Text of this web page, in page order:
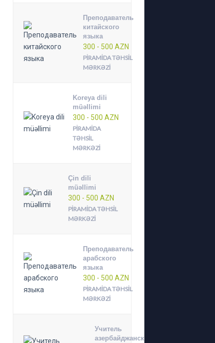
Преподаватель
китайского
языка
300 - 500 AZN
PIRAMIDA TƏHSIL
MƏRKƏZI
Koreya dili
müəllimi
300 - 500 AZN
PIRAMIDA
TƏHSIL
MƏRKƏZI
Çin dili
müəllimi
300 - 500 AZN
PIRAMIDA TƏHSIL
MƏRKƏZI
Преподаватель
арабского
языка
300 - 500 AZN
PIRAMIDA TƏHSIL
MƏRKƏZI
Учитель
азербайджанского